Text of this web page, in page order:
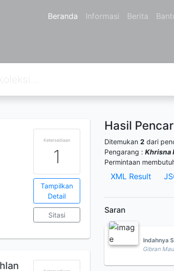
Beranda Informasi Berita
Ketersediaan
1
Tampilkan
Detail
Sitasi
Hasil
Ditemukan 2 dari
Pengarang : Khrisna
Permintaan
XML Result
Saran
Indahnya
Gibran